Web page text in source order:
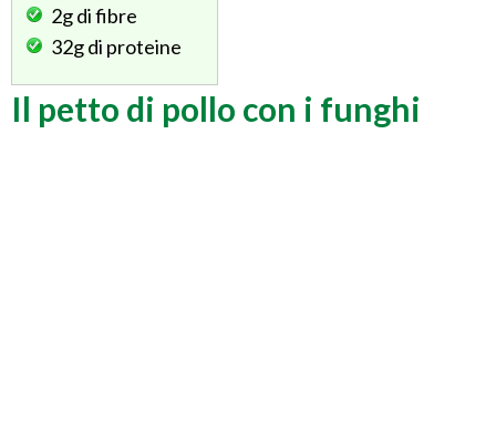
2gdi fibre
32gdi proteine
Il petto di pollo con i funghi